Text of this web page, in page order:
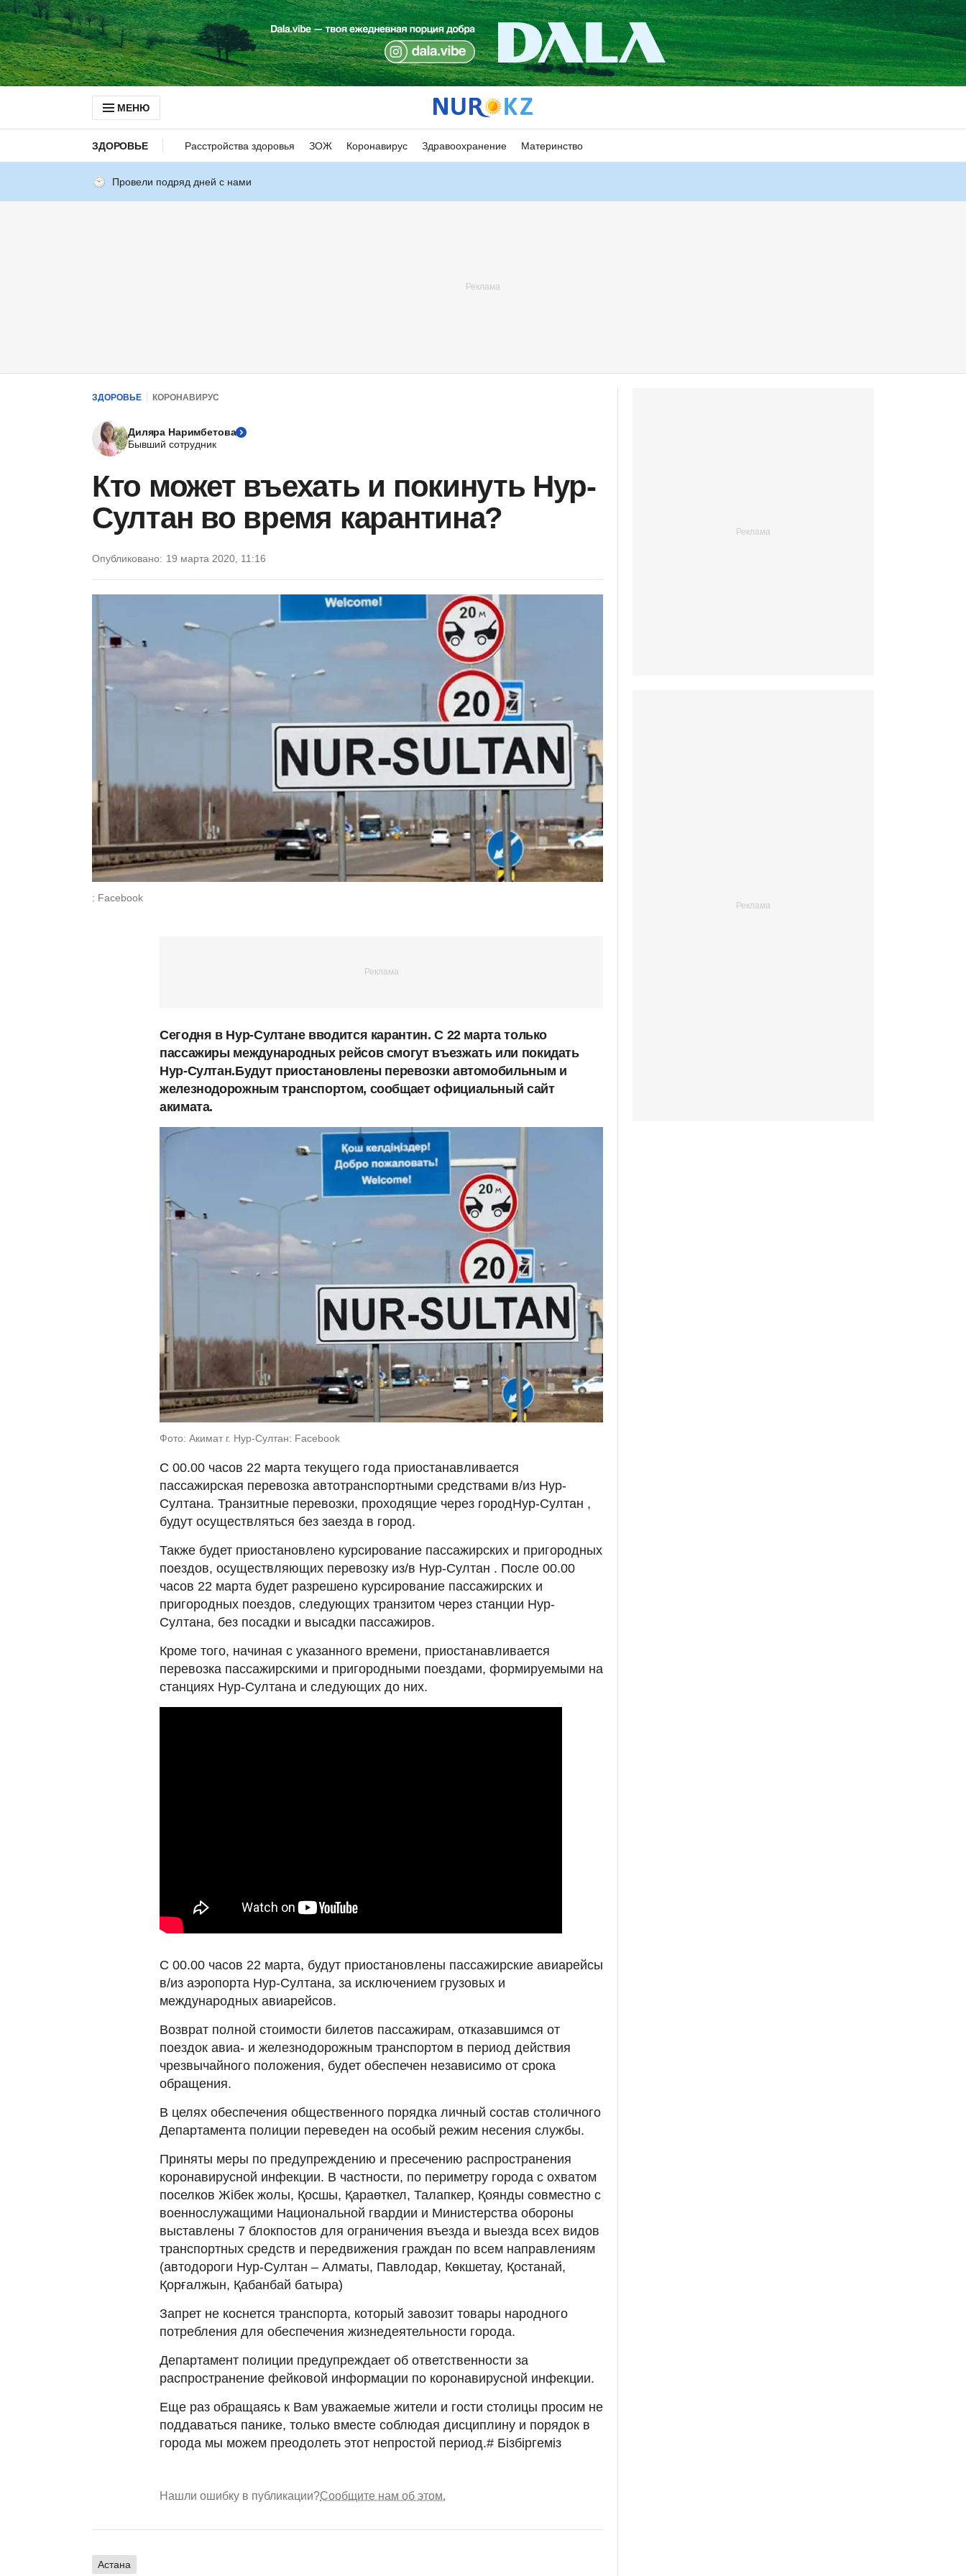
МЕНЮ
ЗДОРОВЬЕ Расстройства здоровья ЗОЖ Коронавирус Здравоохранение Материнство
Провели подряд дней с нами
ЗДОРОВЬЕ КОРОНАВИРУС
Диляра Наримбетова
Бывший сотрудник
Кто может въехать и покинуть Нур-
Султан во время карантина?
Опубликовано: 19 марта 2020, 11:16
: Facebook
Сегодня в Нур-Султане вводится карантин. С 22 марта только
пассажиры международных рейсов смогут въезжать или покидать
Нур-Султан.Будут приостановлены перевозки автомобильным и
железнодорожным транспортом, сообщает официальный сайт
акимата.
Фото: Акимат г. Нур-Султан: Facebook
С 00.00 часов 22 марта текущего года приостанавливается
пассажирская перевозка автотранспортными средствами в/из Нур-
Султана. Транзитные перевозки, проходящие через городНур-Султан ,
будут осуществляться без заезда в город.
Также будет приостановлено курсирование пассажирских и пригородных
поездов, осуществляющих перевозку из/в Нур-Султан . После 00.00
часов 22 марта будет разрешено курсирование пассажирских и
пригородных поездов, следующих транзитом через станции Нур-
Султана, без посадки и высадки пассажиров.
Кроме того, начиная с указанного времени, приостанавливается
перевозка пассажирскими и пригородными поездами, формируемыми на
станциях Нур-Султана и следующих до них.
С 00.00 часов 22 марта, будут приостановлены пассажирские авиарейсы
в/из аэропорта Нур-Султана, за исключением грузовых и
международных авиарейсов.
Возврат полной стоимости билетов пассажирам, отказавшимся от
поездок авиа- и железнодорожным транспортом в период действия
чрезвычайного положения, будет обеспечен независимо от срока
обращения.
В целях обеспечения общественного порядка личный состав столичного
Департамента полиции переведен на особый режим несения службы.
Приняты меры по предупреждению и пресечению распространения
коронавирусной инфекции. В частности, по периметру города с охватом
поселков Жібек жолы, Қосшы, Қараөткел, Талапкер, Қоянды совместно с
военнослужащими Национальной гвардии и Министерства обороны
выставлены 7 блокпостов для ограничения въезда и выезда всех видов
транспортных средств и передвижения граждан по всем направлениям
(автодороги Нур-Султан – Алматы, Павлодар, Көкшетау, Қостанай,
Қорғалжын, Қабанбай батыра)
Запрет не коснется транспорта, который завозит товары народного
потребления для обеспечения жизнедеятельности города.
Департамент полиции предупреждает об ответственности за
распространение фейковой информации по коронавирусной инфекции.
Еще раз обращаясь к Вам уважаемые жители и гости столицы просим не
поддаваться панике, только вместе соблюдая дисциплину и порядок в
города мы можем преодолеть этот непростой период.# Бізбіргеміз
Нашли ошибку в публикации?Сообщите нам об этом.
Астана